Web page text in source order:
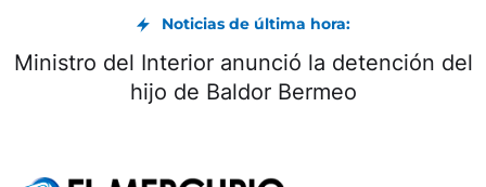
Noticias de última hora:
Ministro del Interior anunció la detención del
hijo de Baldor Bermeo